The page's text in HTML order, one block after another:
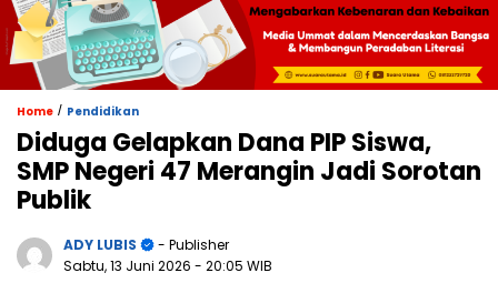
Home / Pendidikan
Diduga Gelapkan Dana PIP Siswa,
SMP Negeri 47 Merangin Jadi Sorotan
Publik
ADY LUBIS
- Publisher
Sabtu, 13 Juni 2026 - 20:05 WIB